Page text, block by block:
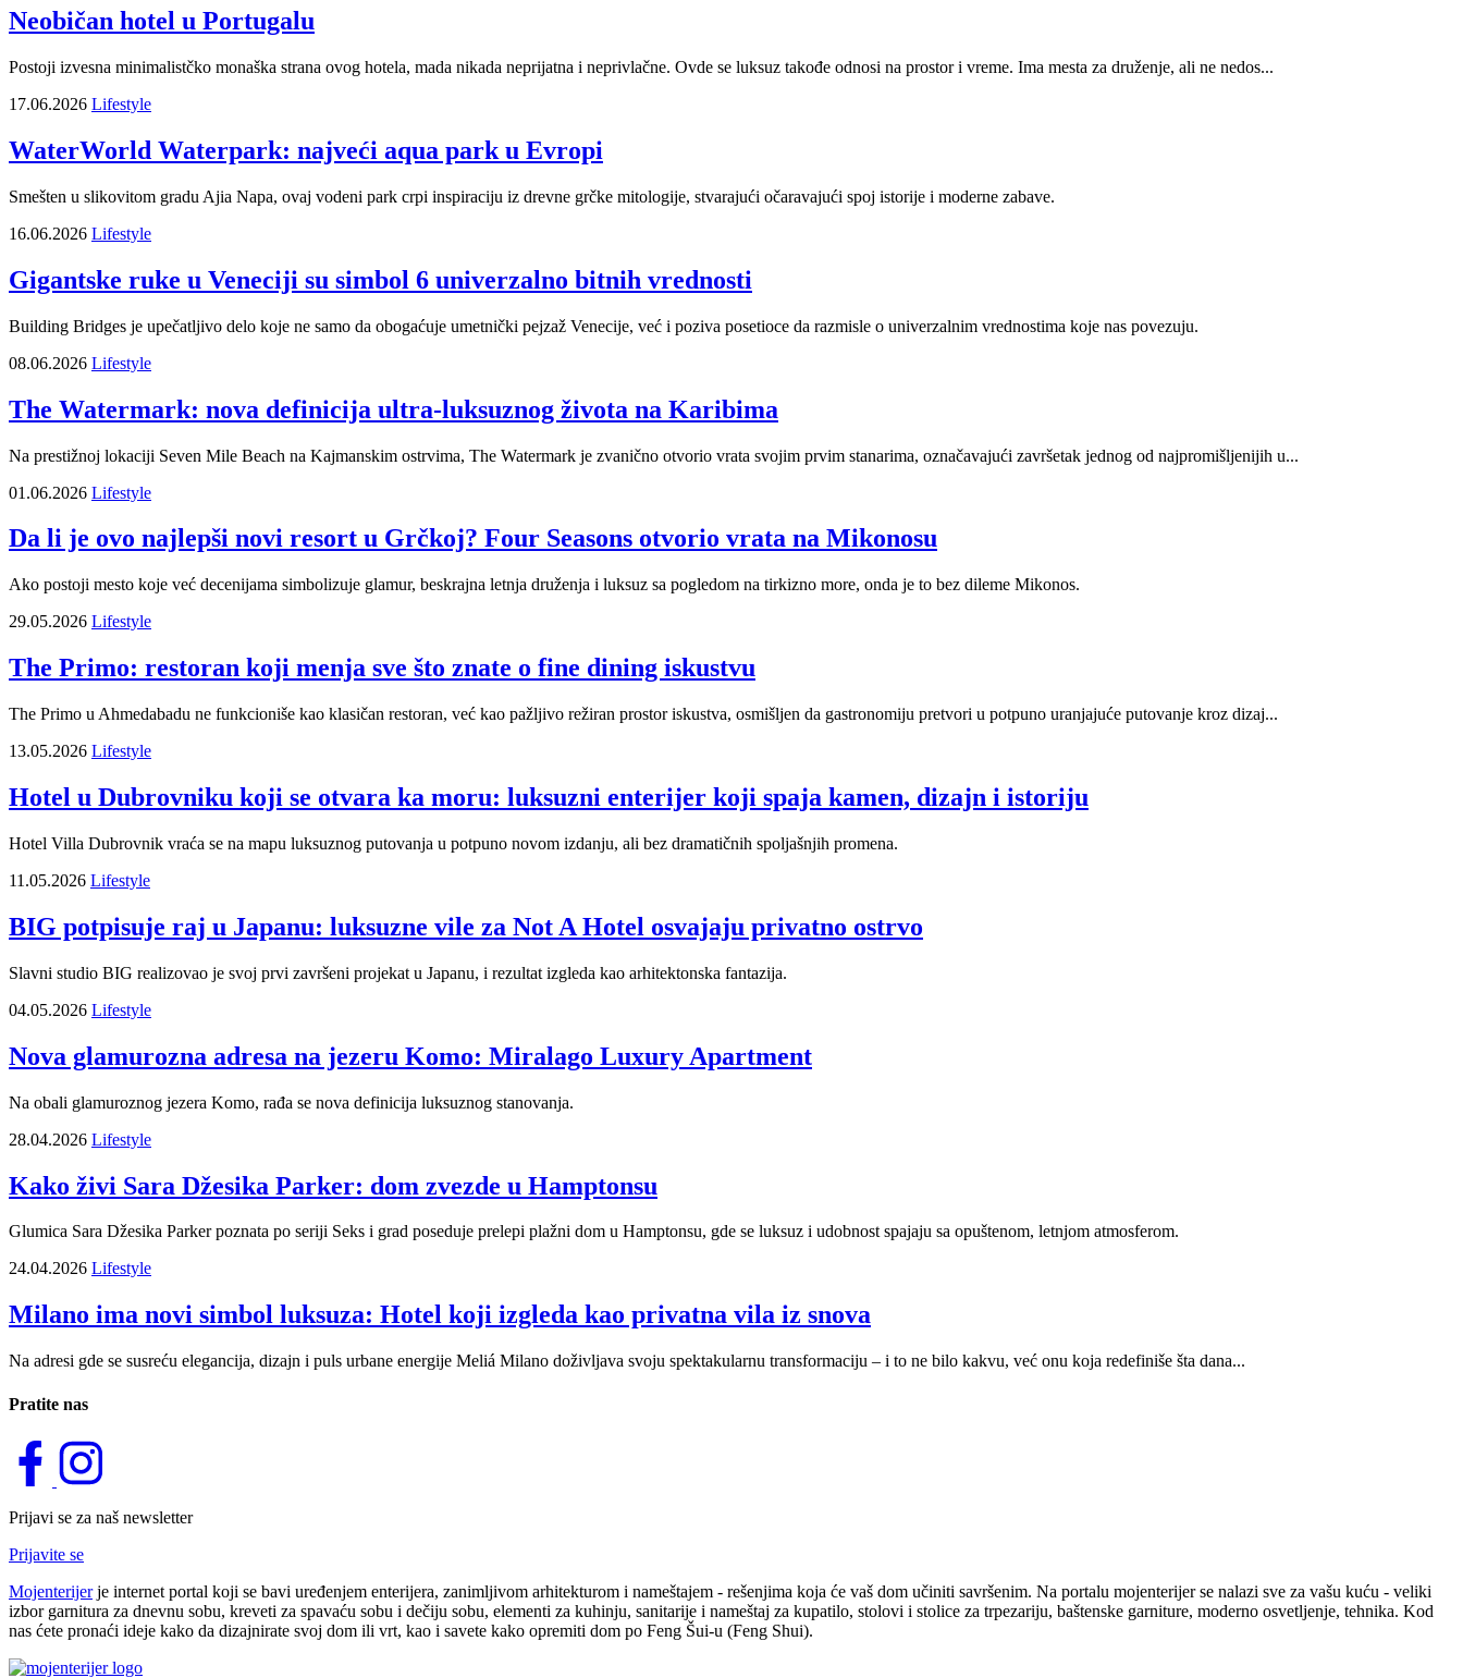
Neobičan hotel u Portugalu
Postoji izvesna minimalistčko monaška strana ovog hotela, mada nikada neprijatna i neprivlačne. Ovde se luksuz takođe odnosi na prostor i vreme. Ima mesta za druženje, ali ne nedos...
17.06.2026 Lifestyle
WaterWorld Waterpark: najveći aqua park u Evropi
Smešten u slikovitom gradu Ajia Napa, ovaj vodeni park crpi inspiraciju iz drevne grčke mitologije, stvarajući očaravajući spoj istorije i moderne zabave.
16.06.2026 Lifestyle
Gigantske ruke u Veneciji su simbol 6 univerzalno bitnih vrednosti
Building Bridges je upečatljivo delo koje ne samo da obogaćuje umetnički pejzaž Venecije, već i poziva posetioce da razmisle o univerzalnim vrednostima koje nas povezuju.
08.06.2026 Lifestyle
The Watermark: nova definicija ultra-luksuznog života na Karibima
Na prestižnoj lokaciji Seven Mile Beach na Kajmanskim ostrvima, The Watermark je zvanično otvorio vrata svojim prvim stanarima, označavajući završetak jednog od najpromišljenijih u...
01.06.2026 Lifestyle
Da li je ovo najlepši novi resort u Grčkoj? Four Seasons otvorio vrata na Mikonosu
Ako postoji mesto koje već decenijama simbolizuje glamur, beskrajna letnja druženja i luksuz sa pogledom na tirkizno more, onda je to bez dileme Mikonos.
29.05.2026 Lifestyle
The Primo: restoran koji menja sve što znate o fine dining iskustvu
The Primo u Ahmedabadu ne funkcioniše kao klasičan restoran, već kao pažljivo režiran prostor iskustva, osmišljen da gastronomiju pretvori u potpuno uranjajuće putovanje kroz dizaj...
13.05.2026 Lifestyle
Hotel u Dubrovniku koji se otvara ka moru: luksuzni enterijer koji spaja kamen, dizajn i istoriju
Hotel Villa Dubrovnik vraća se na mapu luksuznog putovanja u potpuno novom izdanju, ali bez dramatičnih spoljašnjih promena.
11.05.2026 Lifestyle
BIG potpisuje raj u Japanu: luksuzne vile za Not A Hotel osvajaju privatno ostrvo
Slavni studio BIG realizovao je svoj prvi završeni projekat u Japanu, i rezultat izgleda kao arhitektonska fantazija.
04.05.2026 Lifestyle
Nova glamurozna adresa na jezeru Komo: Miralago Luxury Apartment
Na obali glamuroznog jezera Komo, rađa se nova definicija luksuznog stanovanja.
28.04.2026 Lifestyle
Kako živi Sara Džesika Parker: dom zvezde u Hamptonsu
Glumica Sara Džesika Parker poznata po seriji Seks i grad poseduje prelepi plažni dom u Hamptonsu, gde se luksuz i udobnost spajaju sa opuštenom, letnjom atmosferom.
24.04.2026 Lifestyle
Milano ima novi simbol luksuza: Hotel koji izgleda kao privatna vila iz snova
Na adresi gde se susreću elegancija, dizajn i puls urbane energije Meliá Milano doživljava svoju spektakularnu transformaciju – i to ne bilo kakvu, već onu koja redefiniše šta dana...
Pratite nas
Prijavi se za naš newsletter
Prijavite se
Mojenterijerje internet portal koji se bavi uređenjem enterijera, zanimljivom arhitekturom i nameštajem - rešenjima koja će vaš dom učiniti savršenim. Na portalu mojenterijer se nalazi sve za vašu kuću - veliki
izbor garnitura za dnevnu sobu, kreveti za spavaću sobu i dečiju sobu, elementi za kuhinju, sanitarije i nameštaj za kupatilo, stolovi i stolice za trpezariju, baštenske garniture, moderno osvetljenje, tehnika. Kod
nas ćete pronaći ideje kako da dizajnirate svoj dom ili vrt, kao i savete kako opremiti dom po Feng Šui-u (Feng Shui).